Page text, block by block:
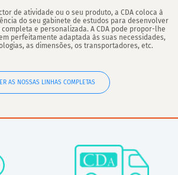
de atividade ou o seu produto, a CDA coloca à
do seu gabinete de estudos para desenvolver
e personalizada. A CDA pode propor-lhe
perfeitamente adaptada às suas necessidades,
as dimensões, os transportadores, etc.
AS NOSSAS LINHAS COMPLETAS